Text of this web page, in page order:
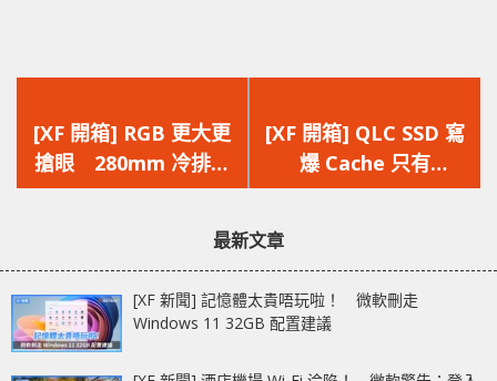
一
篇
文
[XF 開箱] RGB 更大更
搶眼 280mm 冷排散
熱夠強 NZXT
一
篇
文
[XF 開箱] QLC SSD 寫
爆 Cache 只有
80MB/s？！
最新文章
[XF 新聞] 記憶體太貴唔玩啦！ 微軟刪走
Windows 11 32GB 配置建議